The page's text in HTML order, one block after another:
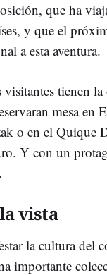
que ha
y que el
a esta aventura.
visitantes tienen
mesa
o en el Quique
Y con un
vista
la cultura del
importante